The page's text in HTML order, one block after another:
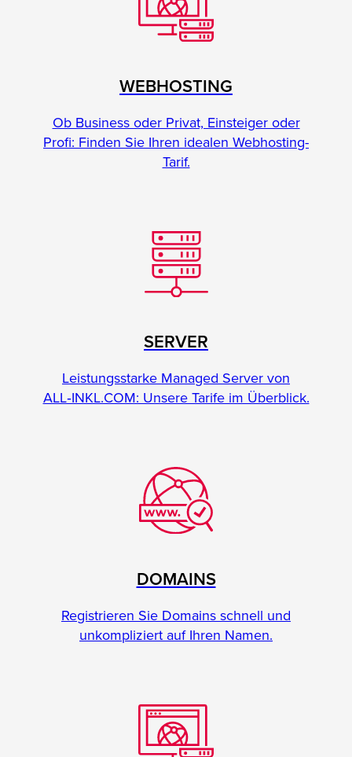
WEBHOSTING
Ob Business oder Privat, Einsteiger oder
Profi: Finden Sie Ihren idealen Webhosting-
Tarif.
SERVER
Leistungsstarke Managed Server von
ALL‑INKL.COM: Unsere Tarife im Überblick.
DOMAINS
Registrieren Sie Domains schnell und
unkompliziert auf Ihren Namen.